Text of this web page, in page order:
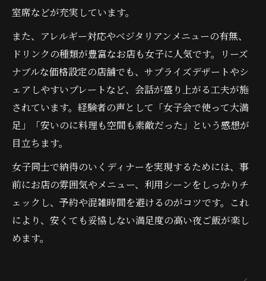
室席などが充実しています。
また、アレルギー対応やベジタリアンメニューの有無、
ドリンクの種類が豊富なお店も女子に人気です。リーズ
ナブルな価格設定の店舗でも、サプライズデザートやシ
ェアしやすいプレートなど、会話が盛り上がる工夫が施
されています。経験者の声として「女子会で使って大満
足」「安いのに料理も空間も素敵だった」という感想が
目立ちます。
女子同士で納得のいくディナーを実現するためには、事
前にお店の雰囲気やメニュー、利用シーンをしっかりチ
ェックし、予約や混雑時間を避けるのがコツです。これ
により、安くても妥協しない満足度の高い夜ご飯が楽し
めます。